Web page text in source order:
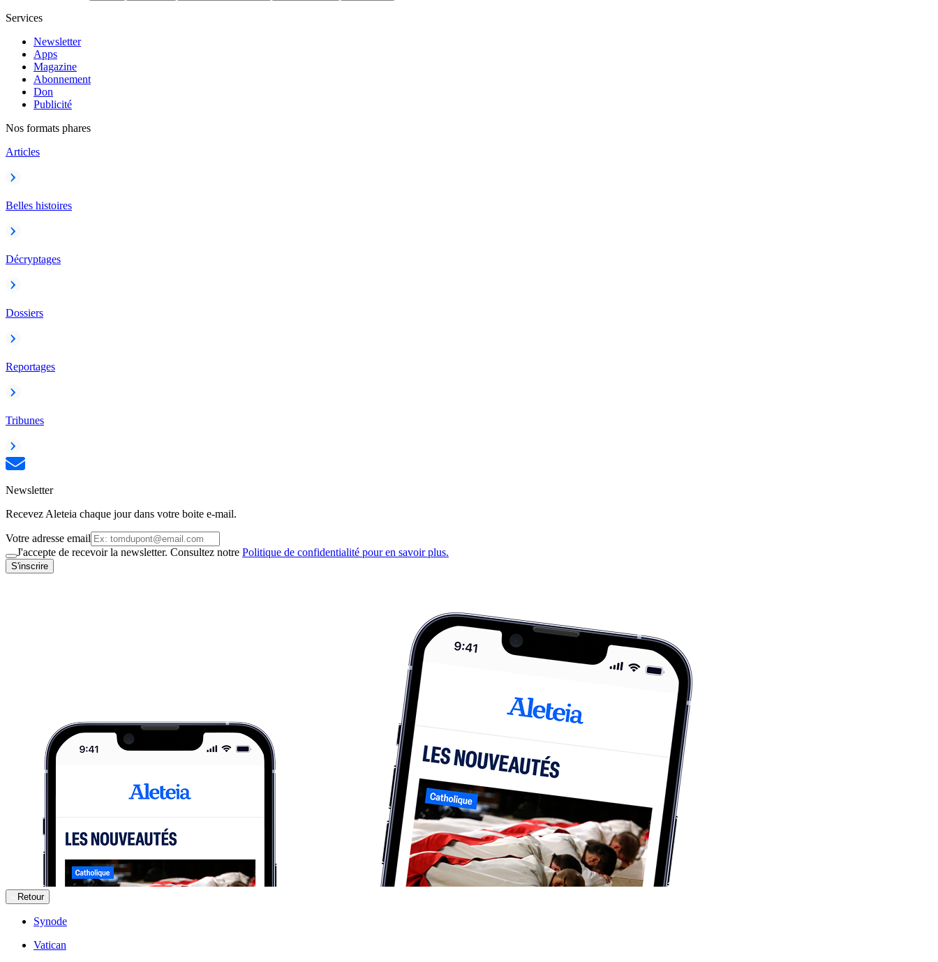
Services
Newsletter
Apps
Magazine
Abonnement
Don
Publicité
Nos formats phares
Articles
Belles histoires
Décryptages
Dossiers
Reportages
Tribunes
Newsletter
Recevez Aleteia chaque jour dans votre boite e-mail.
Votre adresse email
J'accepte de recevoir la newsletter. Consultez notre Politique de confidentialité pour en savoir plus.
S'inscrire
Retour
Synode
Vatican